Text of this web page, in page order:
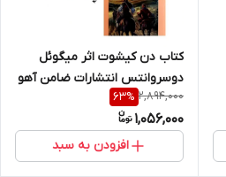
کتاب دن کیشوت اثر میگوئل
دوسروانتس انتشارات ضامن آهو
دو جلدی
2,894,000
63%
1,056,000
افزودن به سبد